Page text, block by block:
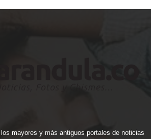
mayores y más antiguos portales de noticias